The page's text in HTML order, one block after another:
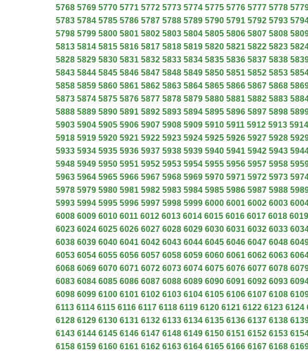
5768 5769 5770 5771 5772 5773 5774 5775 5776 5777 5778
5783 5784 5785 5786 5787 5788 5789 5790 5791 5792 5793
5798 5799 5800 5801 5802 5803 5804 5805 5806 5807 5808
5813 5814 5815 5816 5817 5818 5819 5820 5821 5822 5823
5828 5829 5830 5831 5832 5833 5834 5835 5836 5837 5838
5843 5844 5845 5846 5847 5848 5849 5850 5851 5852 5853
5858 5859 5860 5861 5862 5863 5864 5865 5866 5867 5868
5873 5874 5875 5876 5877 5878 5879 5880 5881 5882 5883
5888 5889 5890 5891 5892 5893 5894 5895 5896 5897 5898
5903 5904 5905 5906 5907 5908 5909 5910 5911 5912 5913 5914
5918 5919 5920 5921 5922 5923 5924 5925 5926 5927 5928
5933 5934 5935 5936 5937 5938 5939 5940 5941 5942 5943
5948 5949 5950 5951 5952 5953 5954 5955 5956 5957 5958
5963 5964 5965 5966 5967 5968 5969 5970 5971 5972 5973
5978 5979 5980 5981 5982 5983 5984 5985 5986 5987 5988
5993 5994 5995 5996 5997 5998 5999 6000 6001 6002 6003
6008 6009 6010 6011 6012 6013 6014 6015 6016 6017 6018 6019
6023 6024 6025 6026 6027 6028 6029 6030 6031 6032 6033
6038 6039 6040 6041 6042 6043 6044 6045 6046 6047 6048
6053 6054 6055 6056 6057 6058 6059 6060 6061 6062 6063
6068 6069 6070 6071 6072 6073 6074 6075 6076 6077 6078
6083 6084 6085 6086 6087 6088 6089 6090 6091 6092 6093
6098 6099 6100 6101 6102 6103 6104 6105 6106 6107 6108
6113 6114 6115 6116 6117 6118 6119 6120 6121 6122 6123 6124
6128 6129 6130 6131 6132 6133 6134 6135 6136 6137 6138
6143 6144 6145 6146 6147 6148 6149 6150 6151 6152 6153
6158 6159 6160 6161 6162 6163 6164 6165 6166 6167 6168